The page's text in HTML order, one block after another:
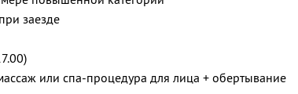
заезде
или спа-процедура для лица + обертывание